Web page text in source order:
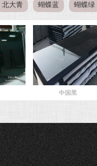
北大青 蝴蝶蓝 蝴蝶绿
中国黑